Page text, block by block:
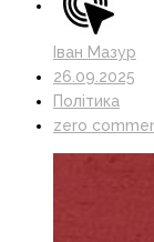
Іван Мазур
26.09.2025
Політика
zero